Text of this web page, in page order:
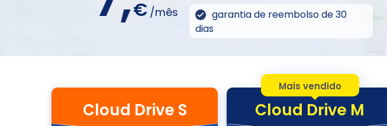
€ /mês
garantia de reembolso de 30
dias
Cloud Drive S
Mais vendido
Cloud Drive M